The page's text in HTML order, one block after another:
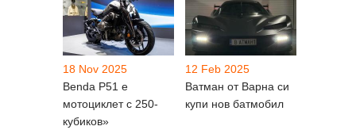
18 Nov 2025
Benda P51 e
мотоциклет с 250-
кубиков»
12 Feb 2025
Ватман от Варна си
купи нов батмобил